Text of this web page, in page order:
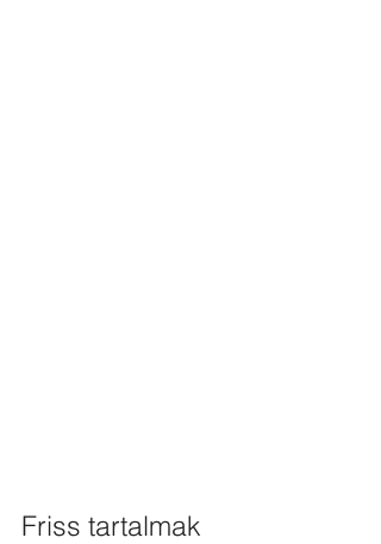
Friss tartalmak